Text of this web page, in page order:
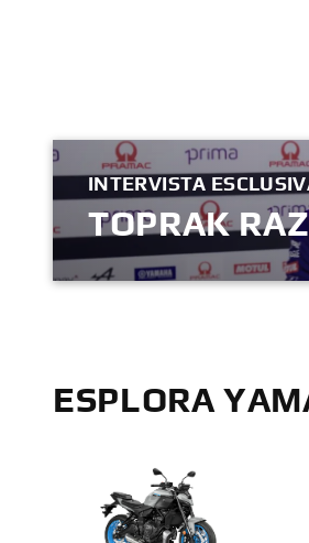
INTERVISTA
TOPRAK
GUARDA ORA
ESPLORA